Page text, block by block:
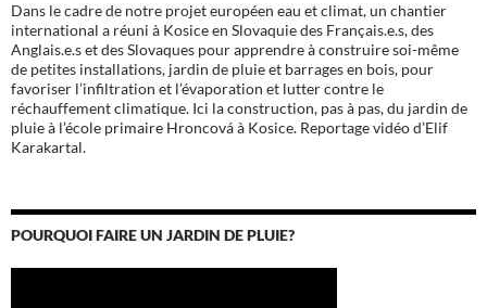
Dans le cadre de notre projet européen eau et climat, un chantier
international a réuni à Kosice en Slovaquie des Français.e.s, des
Anglais.e.s et des Slovaques pour apprendre à construire soi-même
de petites installations, jardin de pluie et barrages en bois, pour
favoriser l’infiltration et l’évaporation et lutter contre le
réchauffement climatique. Ici la construction, pas à pas, du jardin de
pluie à l’école primaire Hroncová à Kosice. Reportage vidéo d’Elif
Karakartal.
POURQUOI FAIRE UN JARDIN DE PLUIE?